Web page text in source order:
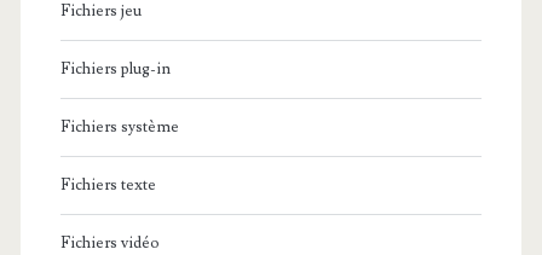
Fichiers jeu
Fichiers plug-in
Fichiers système
Fichiers texte
Fichiers vidéo